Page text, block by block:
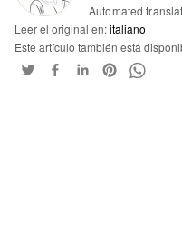
Automated
Leer el original en:italiano
Este artículo también está